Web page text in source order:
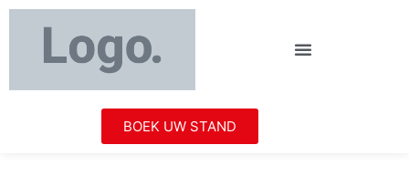
BOEK UW STAND